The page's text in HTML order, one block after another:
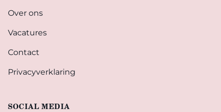
Over ons
Vacatures
Contact
Privacyverklaring
SOCIAL MEDIA